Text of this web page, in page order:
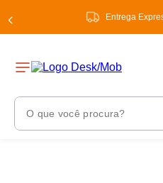
Entrega
O que você procura?